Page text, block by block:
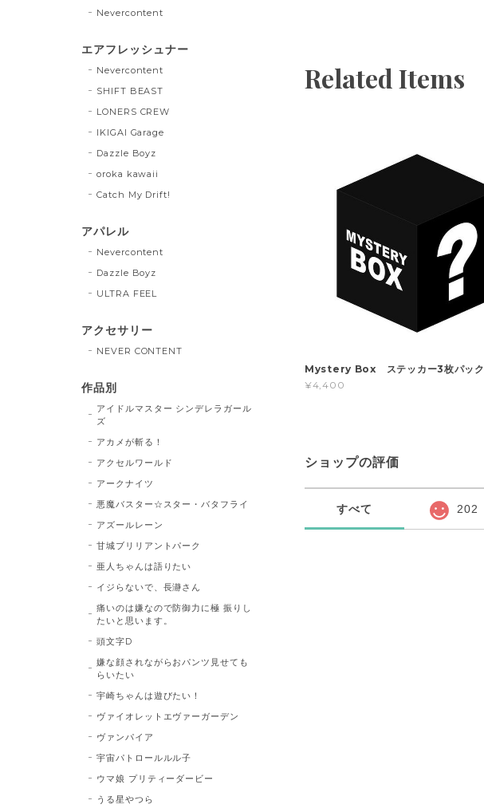
Related Items
Mystery Box ステッカー3枚パック
¥4,400
ショップの評価
すべて 202
Nevercontent
エアフレッシュナー
Nevercontent
SHIFT BEAST
LONERS CREW
IKIGAI Garage
Dazzle Boyz
oroka kawaii
Catch My Drift!
アパレル
Nevercontent
Dazzle Boyz
ULTRA FEEL
アクセサリー
NEVER CONTENT
作品別
アイドルマスター シンデレラガール
ズ
アカメが斬る！
アクセルワールド
アークナイツ
悪魔バスター☆スター・バタフライ
アズールレーン
甘城ブリリアントパーク
亜人ちゃんは語りたい
イジらないで、長瀞さん
痛いのは嫌なので防御力に極 振りし
たいと思います。
頭文字D
嫌な顔されながらおパンツ見せても
らいたい
宇崎ちゃんは遊びたい！
ヴァイオレットエヴァーガーデン
ヴァンパイア
宇宙パトロールルル子
ウマ娘 プリティーダービー
うる星やつら